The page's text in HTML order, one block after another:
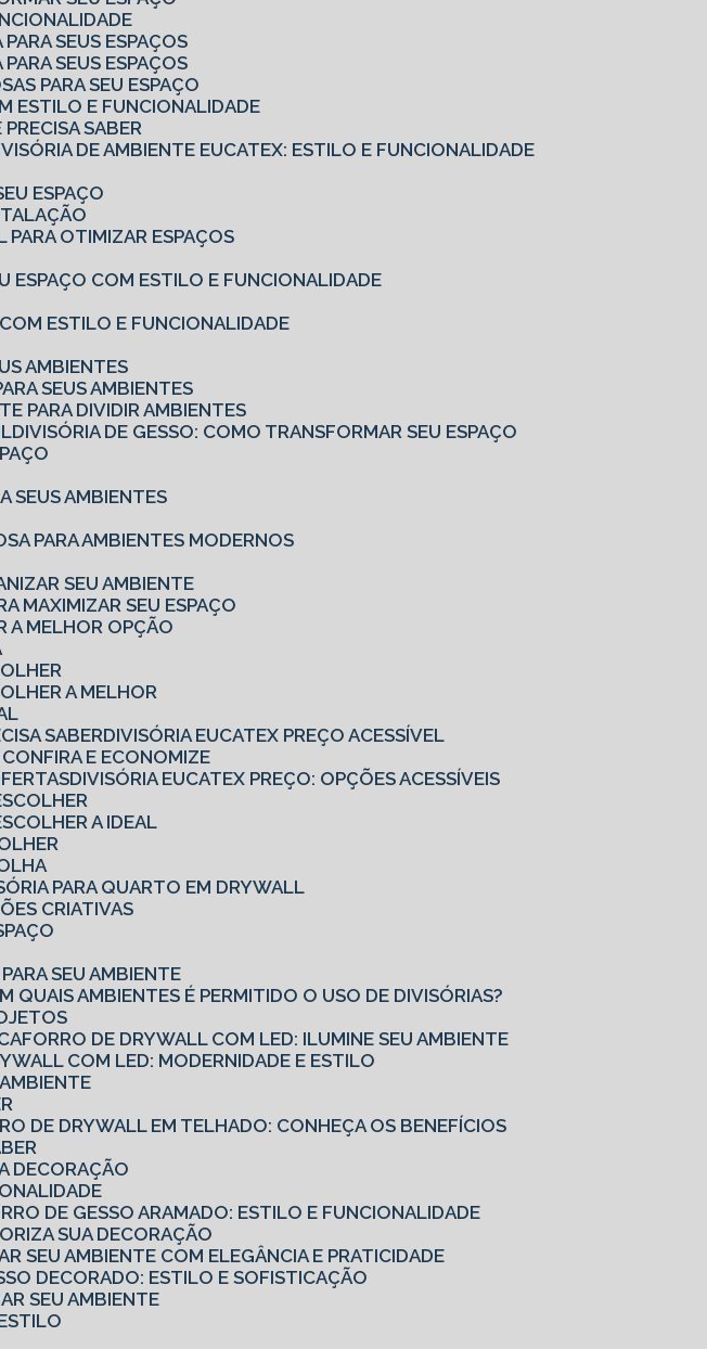
SEUS ESPAÇOS
SEUS ESPAÇOS
PARA SEU ESPAÇO
ESTILO E FUNCIONALIDADE
SABER
DE AMBIENTE EUCATEX: ESTILO E FUNCIONALIDADE
ESPAÇO
PARA OTIMIZAR ESPAÇOS
ESPAÇO COM ESTILO E FUNCIONALIDADE
ESTILO E FUNCIONALIDADE
AMBIENTES
SEUS AMBIENTES
PARA DIVIDIR AMBIENTES
DIVISÓRIA DE GESSO: COMO TRANSFORMAR SEU ESPAÇO
SEUS AMBIENTES
PARA AMBIENTES MODERNOS
SEU AMBIENTE
MAXIMIZAR SEU ESPAÇO
A MELHOR OPÇÃO
A MELHOR
SABER
DIVISÓRIA EUCATEX PREÇO ACESSÍVEL
CONFIRA E ECONOMIZE
DIVISÓRIA EUCATEX PREÇO: OPÇÕES ACESSÍVEIS
A IDEAL
PARA QUARTO EM DRYWALL
CRIATIVAS
SEU AMBIENTE
QUAIS AMBIENTES É PERMITIDO O USO DE DIVISÓRIAS?
FORRO DE DRYWALL COM LED: ILUMINE SEU AMBIENTE
COM LED: MODERNIDADE E ESTILO
DE DRYWALL EM TELHADO: CONHEÇA OS BENEFÍCIOS
DECORAÇÃO
DE GESSO ARAMADO: ESTILO E FUNCIONALIDADE
SUA DECORAÇÃO
SEU AMBIENTE COM ELEGÂNCIA E PRATICIDADE
DECORADO: ESTILO E SOFISTICAÇÃO
SEU AMBIENTE